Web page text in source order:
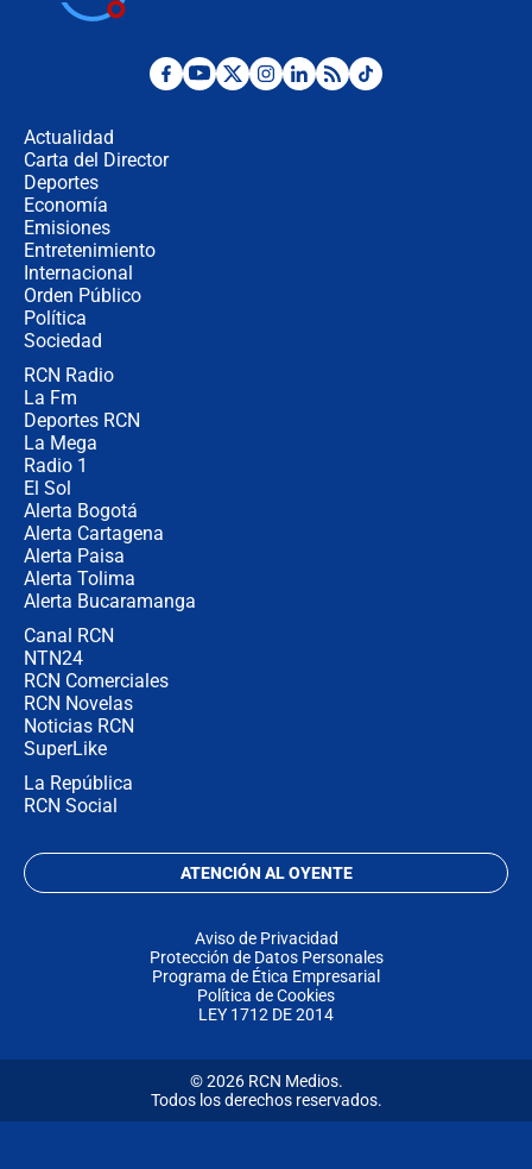
Posesión de Abelardo De La Espriella
Actualidad
Carta del Director
Deportes
Economía
Emisiones
Entretenimiento
Internacional
Orden Público
Política
Sociedad
RCN Radio
La Fm
Deportes RCN
La Mega
Radio 1
El Sol
Alerta Bogotá
Alerta Cartagena
Alerta Paisa
Alerta Tolima
Alerta Bucaramanga
Canal RCN
NTN24
RCN Comerciales
RCN Novelas
Noticias RCN
SuperLike
La República
RCN Social
ATENCIÓN AL OYENTE
Aviso de Privacidad
Protección de Datos Personales
Programa de Ética Empresarial
Política de Cookies
LEY 1712 DE 2014
© 2026 RCN Medios.
Todos los derechos reservados.